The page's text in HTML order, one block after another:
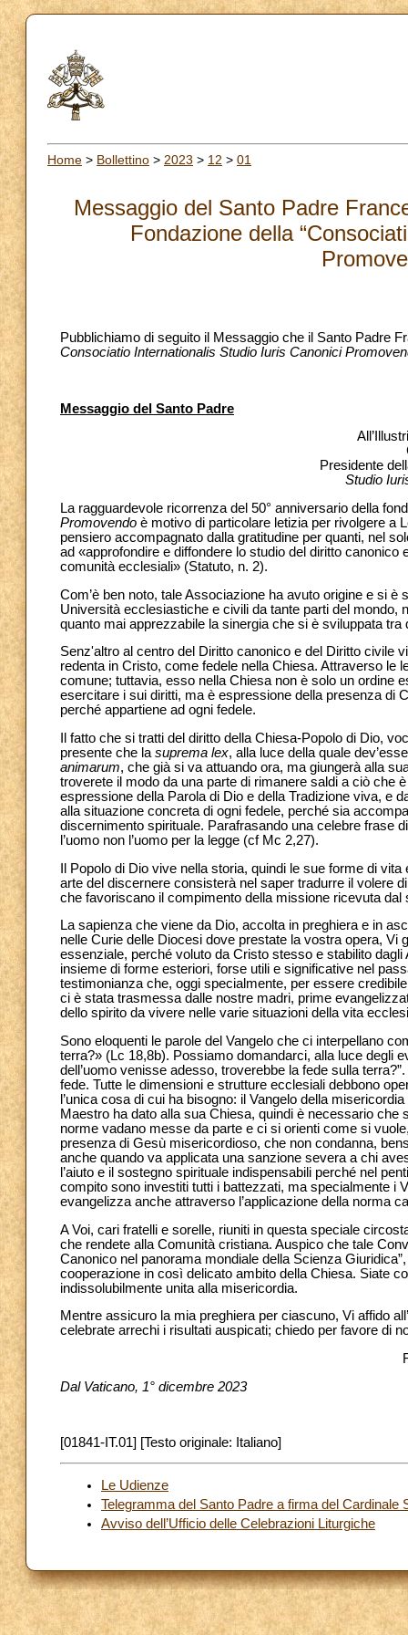
Home > Bollettino > 2023 > 12 > 01
Messaggio del Santo Padre
Fondazione della
Pubblichiamo di seguito il Messaggio che il Santo Padre
Consociatio Internationalis Studio Iuris Canonici
Messaggio del Santo Padre
Presidente
Studio
La ragguardevole ricorrenza del 50° anniversario della
Promovendo è motivo di particolare letizia per rivolgere a
pensiero accompagnato dalla gratitudine per quanti, nel
ad «approfondire e diffondere lo studio del diritto
comunità ecclesiali» (Statuto, n. 2).
Com’è ben noto, tale Associazione ha avuto origine e si
Università ecclesiastiche e civili da tante parti del mondo,
quanto mai apprezzabile la sinergia che si è sviluppata
Senz'altro al centro del Diritto canonico e del Diritto civile
redenta in Cristo, come fedele nella Chiesa. Attraverso le
comune; tuttavia, esso nella Chiesa non è solo un ordine
esercitare i sui diritti, ma è espressione della presenza di
perché appartiene ad ogni fedele.
Il fatto che si tratti del diritto della Chiesa-Popolo di Dio,
presente che la suprema lex, alla luce della quale
animarum, che già si va attuando ora, ma giungerà alla
troverete il modo da una parte di rimanere saldi a ciò che
espressione della Parola di Dio e della Tradizione viva, e
alla situazione concreta di ogni fedele, perché sia
discernimento spirituale. Parafrasando una celebre frase
l’uomo non l’uomo per la legge (cf Mc 2,27).
Il Popolo di Dio vive nella storia, quindi le sue forme di
arte del discernere consisterà nel saper tradurre il volere
che favoriscano il compimento della missione ricevuta
La sapienza che viene da Dio, accolta in preghiera e in
nelle Curie delle Diocesi dove prestate la vostra opera,
essenziale, perché voluto da Cristo stesso e stabilito
insieme di forme esteriori, forse utili e significative nel
testimonianza che, oggi specialmente, per essere
ci è stata trasmessa dalle nostre madri, prime
dello spirito da vivere nelle varie situazioni della vita
Sono eloquenti le parole del Vangelo che ci interpellano
terra?» (Lc 18,8b). Possiamo domandarci, alla luce degli
dell’uomo venisse adesso, troverebbe la fede sulla
fede. Tutte le dimensioni e strutture ecclesiali debbono
l’unica cosa di cui ha bisogno: il Vangelo della
Maestro ha dato alla sua Chiesa, quindi è necessario
norme vadano messe da parte e ci si orienti come si
presenza di Gesù misericordioso, che non condanna,
anche quando va applicata una sanzione severa a chi
l’aiuto e il sostegno spirituale indispensabili perché nel
compito sono investiti tutti i battezzati, ma specialmente i
evangelizza anche attraverso l’applicazione della norma
A Voi, cari fratelli e sorelle, riuniti in questa speciale
che rendete alla Comunità cristiana. Auspico che tale
Canonico nel panorama mondiale della Scienza
cooperazione in così delicato ambito della Chiesa. Siate
indissolubilmente unita alla misericordia.
Mentre assicuro la mia preghiera per ciascuno, Vi affido
celebrate arrechi i risultati auspicati; chiedo per favore di
Dal Vaticano, 1° dicembre 2023
[01841-IT.01] [Testo originale: Italiano]
Le Udienze
Telegramma del Santo Padre a firma del
Avviso dell’Ufficio delle Celebrazioni Liturgiche